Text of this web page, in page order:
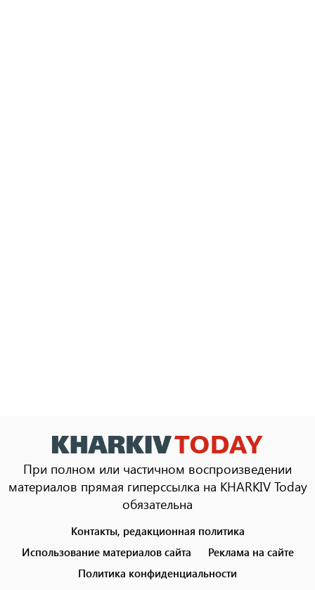
При полном или частичном воспроизведении
материалов прямая гиперссылка на KHARKIV Today
обязательна
menu
Контакты, редакционная политика
Использование материалов сайта
Реклама на сайте
Политика конфиденциальности